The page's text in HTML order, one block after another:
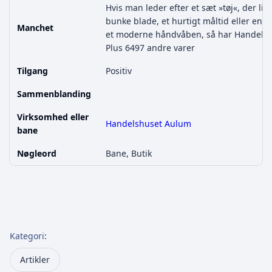
Manchet
Hvis man leder efter et sæt »tøj«, der
bunke blade, et hurtigt måltid eller en
et moderne håndvåben, så har
Plus 6497 andre varer
Tilgang
Positiv
Sammenblanding
Virksomhed eller
bane
Handelshuset Aulum
Nøgleord Bane, Butik
Kategori:
Artikler